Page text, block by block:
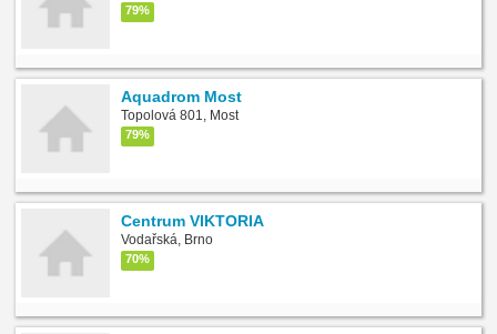
79%
Aquadrom Most
Topolová 801, Most
79%
Centrum VIKTORIA
Vodařská, Brno
70%